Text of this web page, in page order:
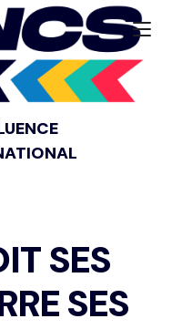
SES
SES